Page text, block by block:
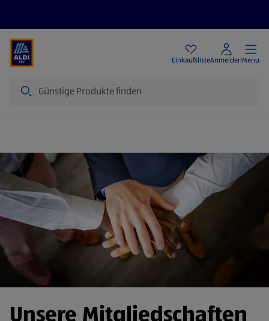
EinkaufslisteAnmeldenMenu
Unsere Mitgliedschaften